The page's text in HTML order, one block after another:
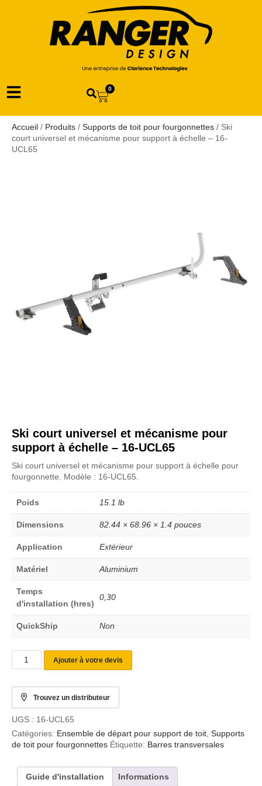
0
Accueil / Produits / Supports de toit pour fourgonnettes / Ski
court universel et mécanisme pour support à échelle – 16-
UCL65
Ski court universel et mécanisme pour
support à échelle – 16-UCL65
Ski court universel et mécanisme pour support à échelle pour
fourgonnette. Modèle : 16-UCL65.
Poids 15.1 lb
Dimensions 82.44 × 68.96 × 1.4 pouces
Application Extérieur
Matériel Aluminium
Temps
d'installation (hres)
0,30
QuickShip Non
Ajouter à votre devis
Trouvez un distributeur
UGS : 16-UCL65
Catégories: Ensemble de départ pour support de toit, Supports
de toit pour fourgonnettes Étiquette: Barres transversales
Guide d'installation Informations